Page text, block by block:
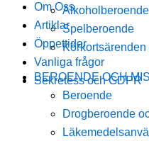
Om Oss
Artiklar
Öppettider
Vanliga frågor
Sekretess och GDPR
Spelberoende
BEROENDE OCH
Beroende
Drogberoende